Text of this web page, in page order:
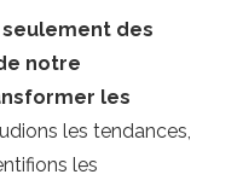
seulement des
notre
les
les tendances,
les